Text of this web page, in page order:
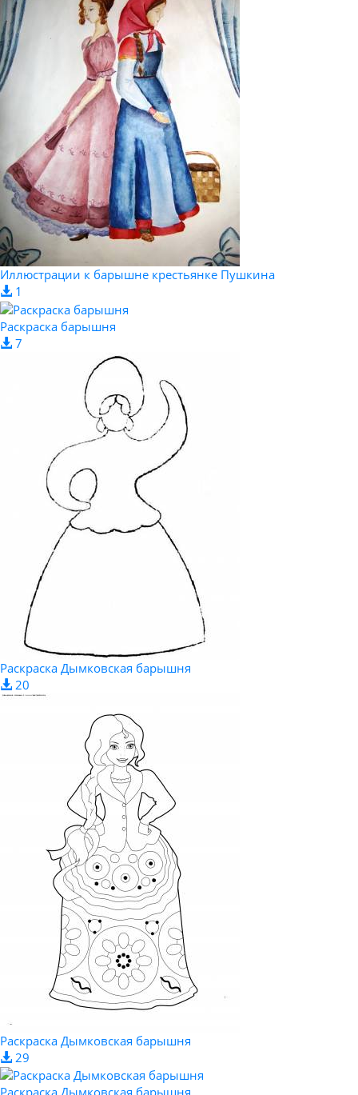
Иллюстрации к барышне крестьянке Пушкина
1
Раскраска барышня
7
Раскраска Дымковская барышня
20
Раскраска Дымковская барышня
29